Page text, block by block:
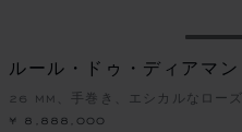
スラ
ルール・ドゥ・ディアマ
26 MM、手巻き、エシカルなロー
¥ 8,888,000